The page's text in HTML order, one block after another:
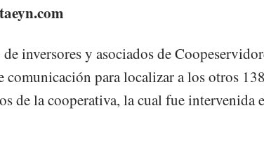
inversores y asociados de
comunicación para localizar a los otros
de la cooperativa, la cual fue intervenida